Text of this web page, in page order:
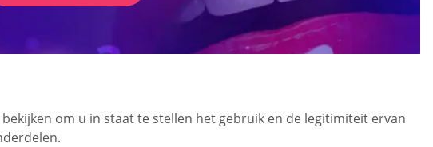
om u in staat te stellen het gebruik en de legitimiteit ervan